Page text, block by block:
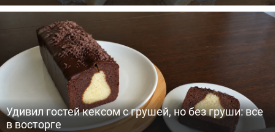
Удивил гостей кексом с грушей, но без груши: все
в восторге